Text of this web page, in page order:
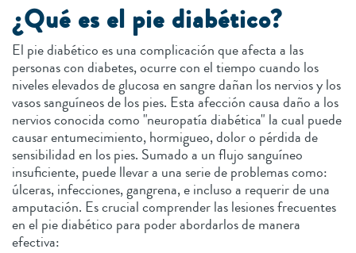
¿Qué es el pie diabético?
El pie diabético es una complicación que afecta a las
personas con diabetes, ocurre con el tiempo cuando los
niveles elevados de glucosa en sangre dañan los nervios y los
vasos sanguíneos de los pies. Esta afección causa daño a los
nervios conocida como "neuropatía diabética" la cual puede
causar entumecimiento, hormigueo, dolor o pérdida de
sensibilidad en los pies. Sumado a un flujo sanguíneo
insuficiente, puede llevar a una serie de problemas como:
úlceras, infecciones, gangrena, e incluso a requerir de una
amputación. Es crucial comprender las lesiones frecuentes
en el pie diabético para poder abordarlos de manera
efectiva: